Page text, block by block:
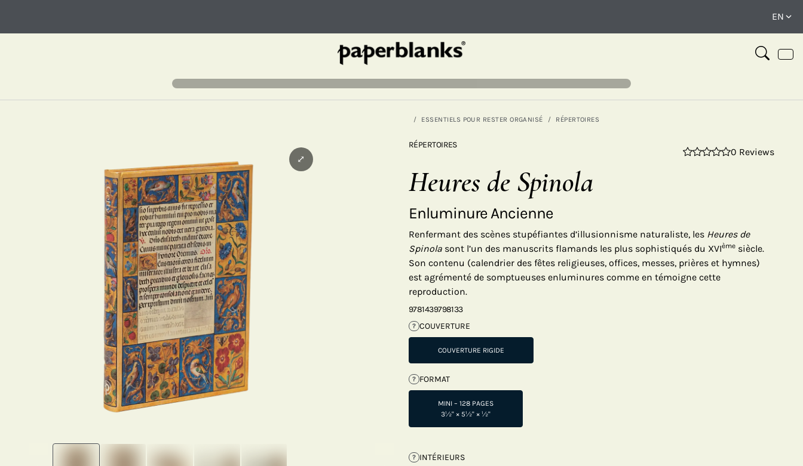
ESSENTIELS POUR RESTER ORGANISÉ RÉPERTOIRES
Previous thumbnails Next thumbnails
⤢
RÉPERTOIRES
0 Reviews
Heures de Spinola
Enluminure Ancienne
Renfermant des scènes stupéfiantes d’illusionnisme naturaliste, les Heures de
Spinola sont l’un des manuscrits flamands les plus sophistiqués du XVIème siècle.
Son contenu (calendrier des fêtes religieuses, offices, messes, prières et hymnes)
est agrémenté de somptueuses enluminures comme en témoigne cette
reproduction.
9781439798133
? COUVERTURE
COUVERTURE RIGIDE
? FORMAT
MINI – 128 PAGES
3½" × 5½" × ½"
? INTÉRIEURS